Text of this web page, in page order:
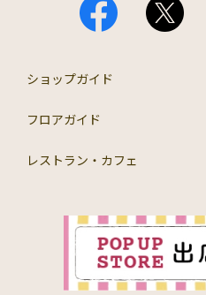
ショップガイド
フロアガイド
レストラン・カフェ